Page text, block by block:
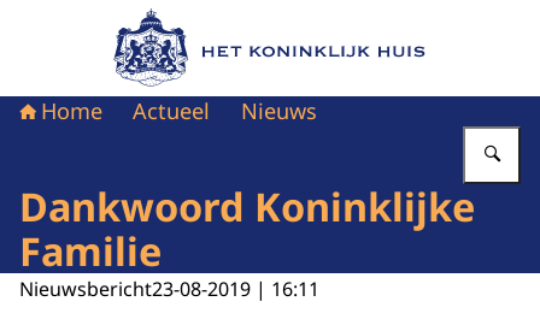
Naar de homepage van Het Koninklijk Huis
Home Actueel Nieuws
Dankwoord Koninklijke
Familie
Nieuwsbericht23-08-2019 | 16:11